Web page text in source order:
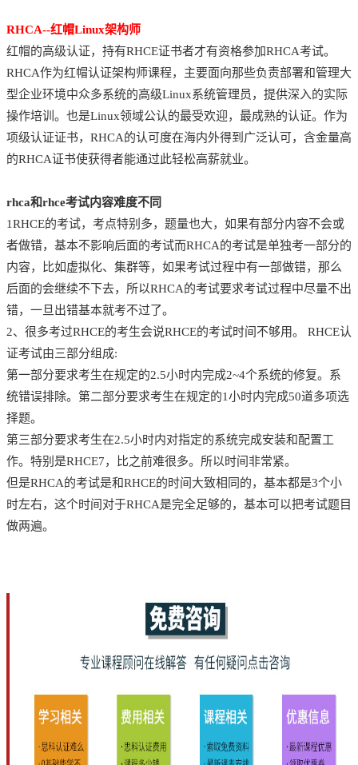
RHCA--红帽Linux架构师
红帽的高级认证，持有RHCE证书者才有资格参加RHCA考试。
RHCA作为红帽认证架构师课程，主要面向那些负责部署和管理大
型企业环境中众多系统的高级Linux系统管理员，提供深入的实际
操作培训。也是Linux领域公认的最受欢迎，最成熟的认证。作为
项级认证证书，RHCA的认可度在海内外得到广泛认可，含金量高
的RHCA证书使获得者能通过此轻松高薪就业。
rhca和rhce考试内容难度不同
1RHCE的考试，考点特别多，题量也大，如果有部分内容不会或
者做错，基本不影响后面的考试而RHCA的考试是单独考一部分的
内容，比如虚拟化、集群等，如果考试过程中有一部做错，那么
后面的会继续不下去，所以RHCA的考试要求考试过程中尽量不出
错，一旦出错基本就考不过了。
2、很多考过RHCE的考生会说RHCE的考试时间不够用。 RHCE认
证考试由三部分组成:
第一部分要求考生在规定的2.5小时内完成2~4个系统的修复。系
统错误排除。第二部分要求考生在规定的1小时内完成50道多项选
择题。
第三部分要求考生在2.5小时内对指定的系统完成安装和配置工
作。特别是RHCE7，比之前难很多。所以时间非常紧。
但是RHCA的考试是和RHCE的时间大致相同的，基本都是3个小
时左右，这个时间对于RHCA是完全足够的，基本可以把考试题目
做两遍。